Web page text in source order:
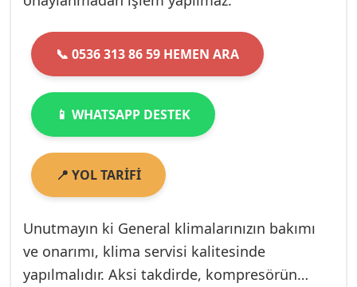
📞 0536 313 86 59 HEMEN ARA
📱 WHATSAPP DESTEK
📍 YOL TARİFİ
Unutmayın ki General klimalarınızın bakımı
ve onarımı, klima servisi kalitesinde
yapılmalıdır. Aksi takdirde, kompresörün